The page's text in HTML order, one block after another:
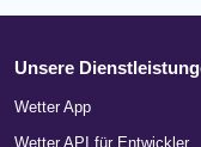
Unsere
Wetter App
Wetter API für Entwickler